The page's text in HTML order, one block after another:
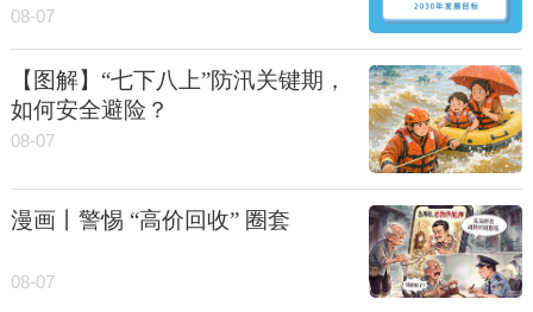
08-07
【图解】“七下八上”防汛关键期，
如何安全避险？
08-07
漫画丨警惕 “高价回收” 圈套
08-07